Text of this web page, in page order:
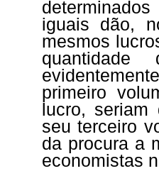
iguais dão,
mesmos
primeiro
lucro,
seu terceiro
da procura a
economistas